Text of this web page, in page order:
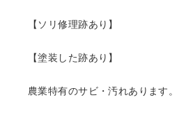
【ソリ修理跡あり】
【塗装した跡あり】
農業特有のサビ・汚れあります。